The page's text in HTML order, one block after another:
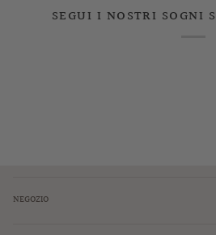
SEGUI I NOSTRI SOGNI
NEGOZIO